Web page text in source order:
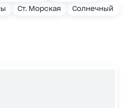
Ст. Морская Солнечный